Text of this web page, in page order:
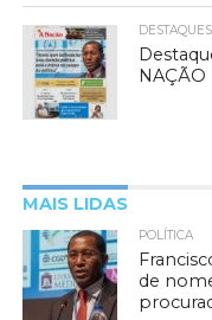
DESTAQUES
NAÇÃO
MAIS LIDAS
POLÍTICA
de